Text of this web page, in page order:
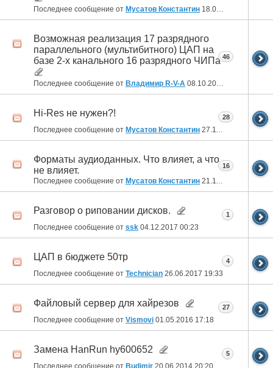
Последнее сообщение от Мусатов Константин 18.04.2020
Возможная реализация 17 разрядного
параллельного (мультибитного) ЦАП на
базе 2-х канального 16 разрядного ЧИПа
Последнее сообщение от Владимир R-V-A 08.10.2019
46
Hi-Res не нужен?!
Последнее сообщение от Мусатов Константин 27.11.2018 23:52
28
Форматы аудиоданных. Что влияет, а что
не влияет.
Последнее сообщение от Мусатов Константин 21.11.2018
16
Разговор о риповании дисков.
Последнее сообщение от ssk 04.12.2017 00:23
1
ЦАП в бюджете 50тр
Последнее сообщение от Technician 26.06.2017 19:33
4
Файловый сервер для хайрезов
Последнее сообщение от Vismovi 01.05.2016 17:18
27
Замена HanRun hy600652
Последнее сообщение от Budimir 20.06.2014 20:20
5